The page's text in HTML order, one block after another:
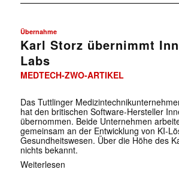
Übernahme
Karl Storz übernimmt
Labs
MEDTECH-ZWO-ARTIKEL
Das Tuttlinger
hat den britischen Software-Hersteller
übernommen. Beide Unternehmen
gemeinsam an der Entwicklung von KI-
Gesundheitswesen. Über die Höhe des
nichts bekannt.
Weiterlesen